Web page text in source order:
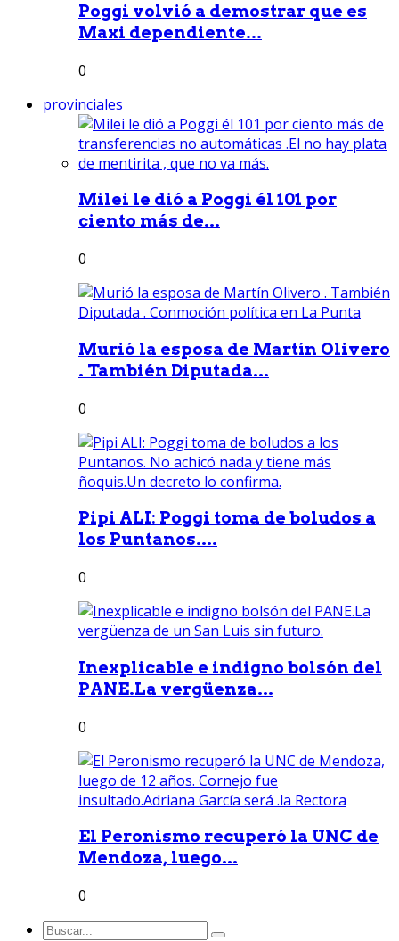
Poggi volvió a demostrar que es
Maxi dependiente...
0
provinciales
Milei le dió a Poggi él 101 por
ciento más de...
0
Murió la esposa de Martín Olivero
. También Diputada...
0
Pipi ALI: Poggi toma de boludos a
los Puntanos....
0
Inexplicable e indigno bolsón del
PANE.La vergüenza...
0
El Peronismo recuperó la UNC de
Mendoza, luego...
0